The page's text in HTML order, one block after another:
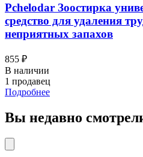
Pchelodar Зоостирка
средство для удаления
неприятных запахов
855 ₽
В наличии
1 продавец
Подробнее
Вы недавно